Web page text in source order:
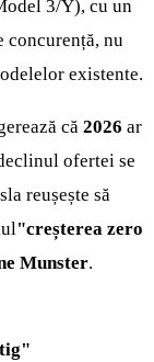
3/Y), cu un
concurență, nu
existente.
că 2026 ar
ofertei se
reușește să
"creșterea zero
Munster.